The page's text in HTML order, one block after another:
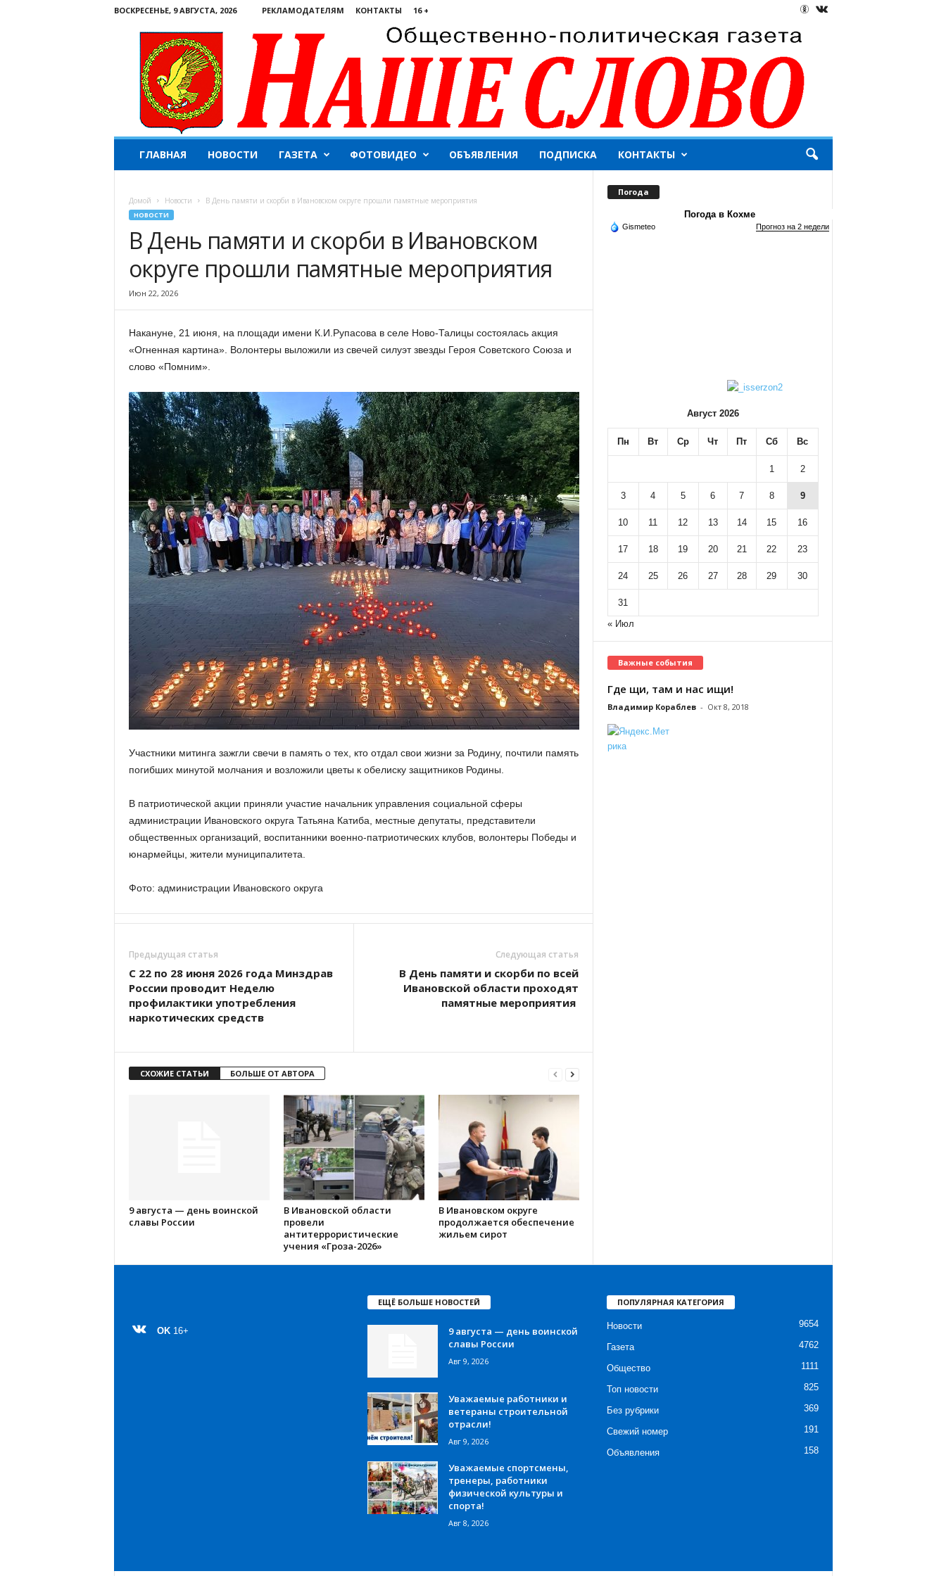
ВОСКРЕСЕНЬЕ, 9 АВГУСТА, 2026 РЕКЛАМОДАТЕЛЯМ КОНТАКТЫ 16 +
ш
ГЛАВНАЯ НОВОСТИ ГАЗЕТА ФОТОВИДЕО ОБЪЯВЛЕНИЯ ПОДПИСКА КОНТАКТЫ
Домой Новости В День памяти и скорби в Ивановском округе прошли памятные мероприятия
НОВОСТИ
В День памяти и скорби в Ивановском
округе прошли памятные мероприятия
Июн 22, 2026
Накануне, 21 июня, на площади имени К.И.Рупасова в селе Ново-Талицы состоялась акция
«Огненная картина». Волонтеры выложили из свечей силуэт звезды Героя Советского Союза и
слово «Помним».
Участники митинга зажгли свечи в память о тех, кто отдал свои жизни за Родину, почтили память
погибших минутой молчания и возложили цветы к обелиску защитников Родины.
В патриотической акции приняли участие начальник управления социальной сферы
администрации Ивановского округа Татьяна Катиба, местные депутаты, представители
общественных организаций, воспитанники военно-патриотических клубов, волонтеры Победы и
юнармейцы, жители муниципалитета.
Фото: администрации Ивановского округа
Предыдущая статья
С 22 по 28 июня 2026 года Минздрав
России проводит Неделю
профилактики употребления
наркотических средств
Следующая статья
В День памяти и скорби по всей
Ивановской области проходят
памятные мероприятия
СХОЖИЕ СТАТЬИ БОЛЬШЕ ОТ АВТОРА
9 августа — день воинской
славы России
В Ивановской области
провели
антитеррористические
учения «Гроза-2026»
В Ивановском округе
продолжается обеспечение
жильем сирот
Погода
Погода в Кохме
Gismeteo Прогноз на 2 недели
Август 2026
Пн Вт Ср Чт Пт Сб Вс
1 2
3 4 5 6 7 8 9
10 11 12 13 14 15 16
17 18 19 20 21 22 23
24 25 26 27 28 29 30
31
« Июл
Важные события
Где щи, там и нас ищи!
Владимир Кораблев - Окт 8, 2018
OK 16+
ЕЩЁ БОЛЬШЕ НОВОСТЕЙ
9 августа — день воинской
славы России
Авг 9, 2026
Уважаемые работники и
ветераны строительной
отрасли!
Авг 9, 2026
Уважаемые спортсмены,
тренеры, работники
физической культуры и
спорта!
Авг 8, 2026
ПОПУЛЯРНАЯ КАТЕГОРИЯ
Новости 9654
Газета 4762
Общество 1111
Топ новости 825
Без рубрики 369
Свежий номер 191
Объявления 158